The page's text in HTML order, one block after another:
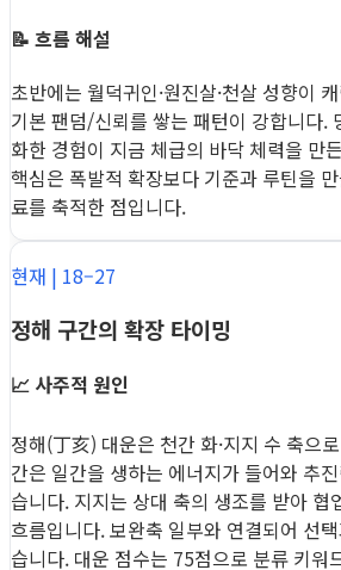
📝 흐름 해설
초반에는 월덕귀인·원진살·천살 성향이
기본 팬덤/신뢰를 쌓는 패턴이 강합니다.
화한 경험이 지금 체급의 바닥 체력을 만
핵심은 폭발적 확장보다 기준과 루틴을
료를 축적한 점입니다.
현재 | 18–27
정해 구간의 확장 타이밍
📈 사주적 원인
정해(丁亥) 대운은 천간 화·지지 수 축으
간은 일간을 생하는 에너지가 들어와 추
습니다. 지지는 상대 축의 생조를 받아 협
흐름입니다. 보완축 일부와 연결되어 선
습니다. 대운 점수는 75점으로 분류 키워